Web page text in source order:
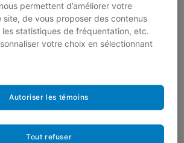
permettent d’améliorer votre
site, de vous proposer des contenus
les statistiques de fréquentation, etc.
votre choix en sélectionnant
Tout refuser
Autoriser les témoins